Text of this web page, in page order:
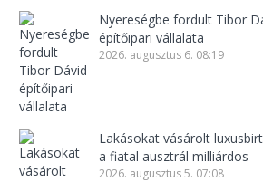
Nyereségbe fordult Tibor
építőipari vállalata
2026. augusztus 6. 08:19
Lakásokat vásárolt
a fiatal ausztrál milliárdos
2026. augusztus 5. 07:08